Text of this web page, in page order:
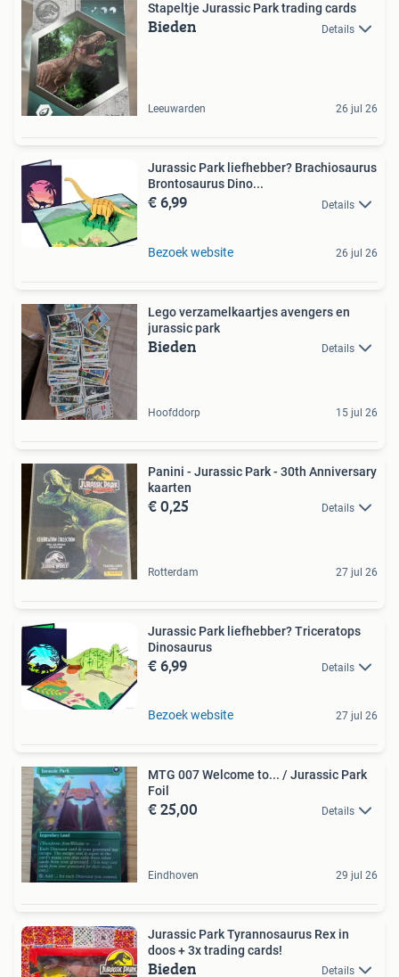
Stapeltje Jurassic Park trading cards
Bieden Details
Leeuwarden 26 jul 26
Jurassic Park liefhebber? Brachiosaurus
Brontosaurus Dino...
€ 6,99 Details
Bezoek website 26 jul 26
Lego verzamelkaartjes avengers en
jurassic park
Bieden Details
Hoofddorp 15 jul 26
Panini - Jurassic Park - 30th Anniversary
kaarten
€ 0,25 Details
Rotterdam 27 jul 26
Jurassic Park liefhebber? Triceratops
Dinosaurus
€ 6,99 Details
Bezoek website 27 jul 26
MTG 007 Welcome to... / Jurassic Park
Foil
€ 25,00 Details
Eindhoven 29 jul 26
Jurassic Park Tyrannosaurus Rex in
doos + 3x trading cards!
Bieden Details